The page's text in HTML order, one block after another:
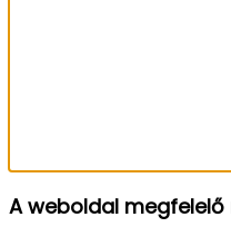
A weboldal